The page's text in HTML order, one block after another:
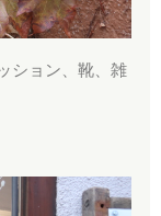
ション、靴、雑